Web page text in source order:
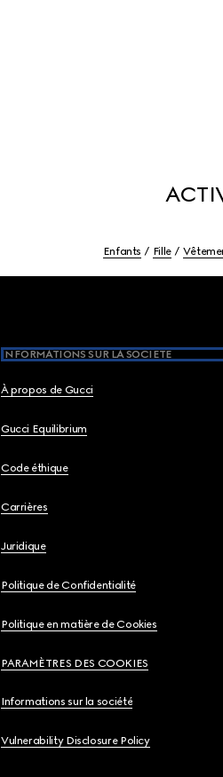
Enfants Fille
INFORMATIONS SUR LA SOCIETE
À propos de Gucci
Gucci Equilibrium
Code éthique
Carrières
Juridique
Politique de Confidentialité
Politique en matière de Cookies
PARAMÈTRES DES COOKIES
Informations sur la société
Vulnerability Disclosure Policy